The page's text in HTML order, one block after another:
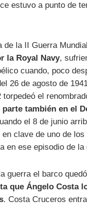
estuvo a punto de
de la II Guerra
la Royal Navy,
cuando, poco
26 de agosto de
torpedeó el
parte también en el
el 8 de junio
en clave de uno de
en ese episodio de la
guerra el barco quedó
que Ángelo Costa
. Costa Cruceros